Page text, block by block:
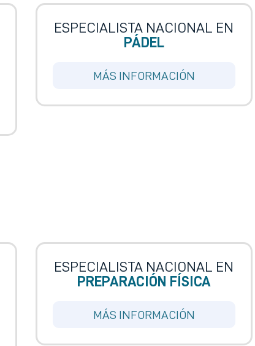
ESPECIALISTA NACIONAL EN
PÁDEL
MÁS INFORMACIÓN
ESPECIALISTA NACIONAL EN
PREPARACIÓN FÍSICA
MÁS INFORMACIÓN